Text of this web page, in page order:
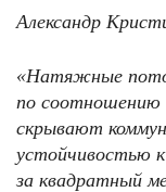
Александр
«Натяжные
по соотношению
скрывают
устойчивостью
за квадратный